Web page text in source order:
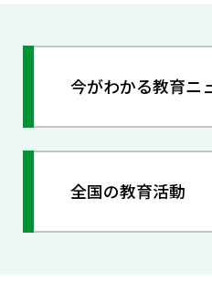
今がわかる教育ニ
全国の教育活動